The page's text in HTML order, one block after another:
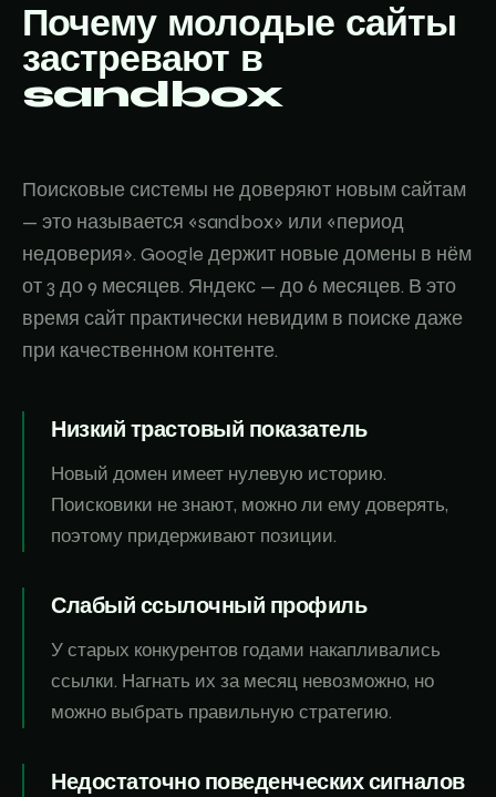
Почему молодые сайты
застревают в
sandbox
Поисковые системы не доверяют новым сайтам
— это называется «sandbox» или «период
недоверия». Google держит новые домены в нём
от 3 до 9 месяцев. Яндекс — до 6 месяцев. В это
время сайт практически невидим в поиске даже
при качественном контенте.
Низкий трастовый показатель
Новый домен имеет нулевую историю.
Поисковики не знают, можно ли ему доверять,
поэтому придерживают позиции.
Слабый ссылочный профиль
У старых конкурентов годами накапливались
ссылки. Нагнать их за месяц невозможно, но
можно выбрать правильную стратегию.
Недостаточно поведенческих сигналов